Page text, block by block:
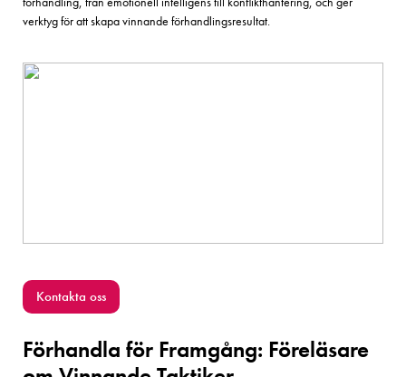
verktyg för att skapa vinnande förhandlingsresultat.
Kontakta oss
Förhandla för Framgång: Föreläsare